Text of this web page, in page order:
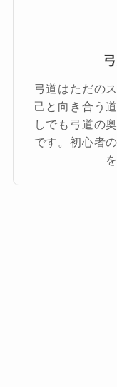
弓道はただの
己と向き合う
しでも弓道の
です。初心者